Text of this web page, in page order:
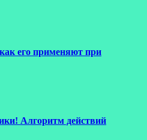
его применяют при
Алгоритм действий